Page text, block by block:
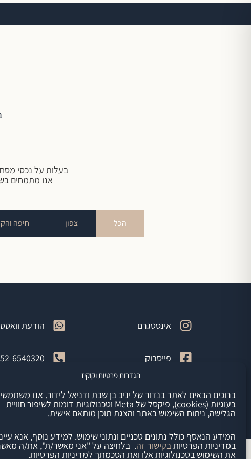
הגדרות פרטיות וקוקיז
ברוכים הבאים לאתר בנדור של יניב בן שבת ודניאל לידור. אנו
בעוגיות (cookies), פיקסל של Meta וטכנולוגיות דומות לשיפור חוויית
הגלישה, ניתוח השימוש באתר והצגת תוכן מותאם אישית.
המידע הנאסף כולל נתונים טכניים ונתוני שימוש. למידע נוסף, אנא
במדיניות הפרטיותבקישור זה. בלחיצה על "אני מאשר/ת", את/ה
את השימוש בטכנולוגיות אלו ואת הסכמתך למדיניות הפרטיות.
בעלות על נכסי
אנו מתמחים
הכל צפון חיפה
אינסטגרם
פייסבוק
הודעת
6540320